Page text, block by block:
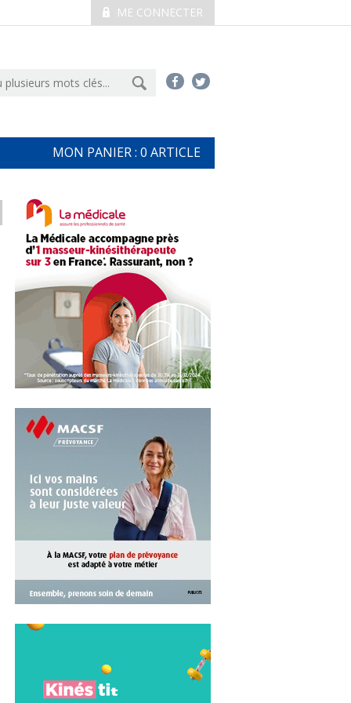
ME CONNECTER
MON PANIER : 0 ARTICLE